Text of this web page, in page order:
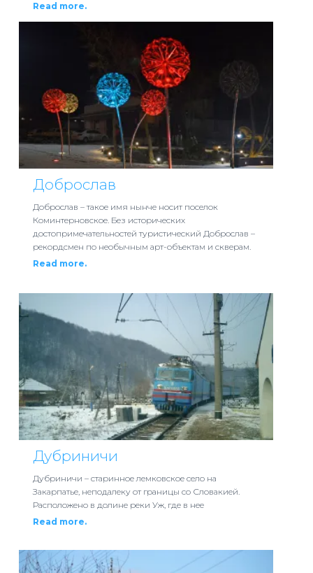
Read more.
Доброслав
Доброслав – такое имя нынче носит поселок
Коминтерновское. Без исторических
достопримечательностей туристический Доброслав –
рекордсмен по необычным арт-объектам и скверам.
Read more.
Дубриничи
Дубриничи – старинное лемковское село на
Закарпатье, неподалеку от границы со Словакией.
Расположено в долине реки Уж, где в нее
Read more.